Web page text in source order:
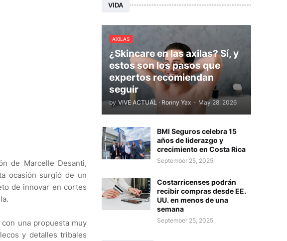
de Marcelle Desanti,
ocasión surgió de un
de innovar en cortes
una propuesta muy
y detalles tribales
VIDA
AXILAS
¿Skincare en las axilas? Sí, y
estos son los pasos que
expertos recomiendan
seguir
by VIVE ACTUAL · Ronny Yax - May 28, 2026
BMI Seguros celebra 15
años de liderazgo y
crecimiento en Costa Rica
September 25, 2025
Costarricenses podrán
recibir compras desde EE.
UU. en menos de una
semana
September 25, 2025